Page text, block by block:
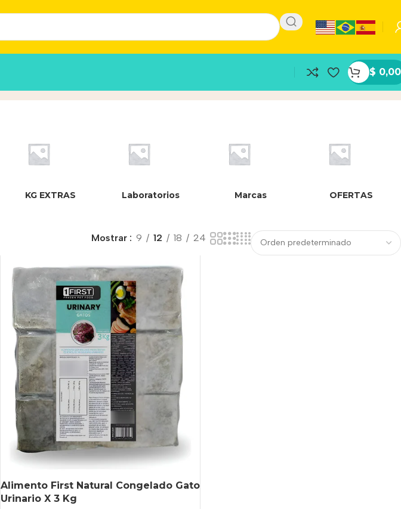
$ 0,00
KG EXTRAS Laboratorios Marcas OFERTAS
Mostrar 9 12 18 24
Alimento First Natural Congelado Gato
Urinario X 3 Kg